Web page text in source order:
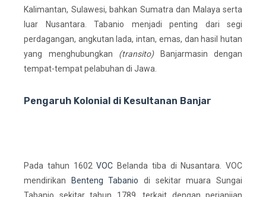
Kalimantan, Sulawesi, bahkan Sumatra dan Malaya serta
luar Nusantara. Tabanio menjadi penting dari segi
perdagangan, angkutan lada, intan, emas, dan hasil hutan
yang menghubungkan (transito)Banjarmasin dengan
tempat-tempat pelabuhan di Jawa.
Pengaruh Kolonial di Kesultanan Banjar
Pada tahun 1602VOC Belanda tiba di Nusantara. VOC
mendirikan
Benteng Tabanio di sekitar muara Sungai